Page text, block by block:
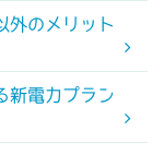
外のメリット
新電力プラン